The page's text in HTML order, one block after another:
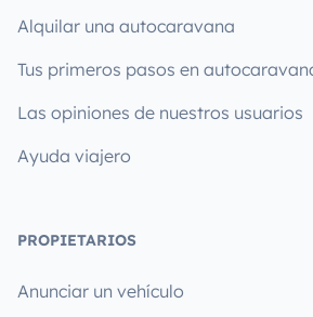
Alquilar una autocaravana
Tus primeros pasos en
Las opiniones de nuestros usuarios
Ayuda viajero
PROPIETARIOS
Anunciar un vehículo